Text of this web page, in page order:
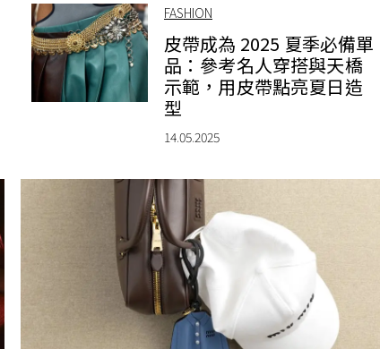
FASHION
皮帶成為 2025 夏季必備單
品：參考名人穿搭與天橋
示範，用皮帶點亮夏日造
型
14.05.2025